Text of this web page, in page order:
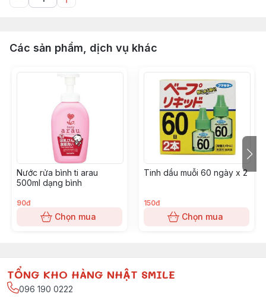
Các sản phẩm, dịch vụ khác
Nước rửa bình ti arau
500ml dạng bình
90đ
Chọn mua
Tinh dầu muỗi 60 ngày x 2
150đ
Chọn mua
TỔNG KHO HÀNG NHẬT SMILE
096 190 0222